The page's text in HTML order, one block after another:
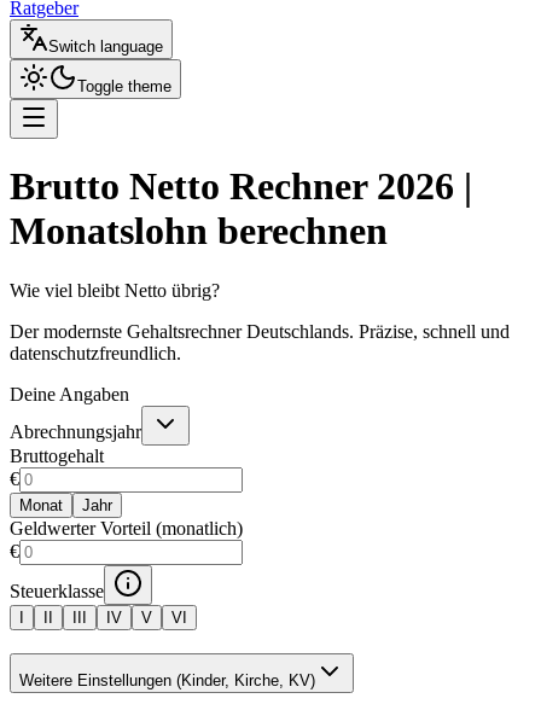
Ratgeber
Switch language
Toggle theme
Brutto Netto Rechner 2026 |
Monatslohn berechnen
Wie viel bleibt Netto übrig?
Der modernste Gehaltsrechner Deutschlands. Präzise, schnell und
datenschutzfreundlich.
Deine Angaben
Abrechnungsjahr
Bruttogehalt
€
Monat Jahr
Geldwerter Vorteil (monatlich)
€
Steuerklasse
IV V VI
Weitere Einstellungen (Kinder, Kirche, KV)